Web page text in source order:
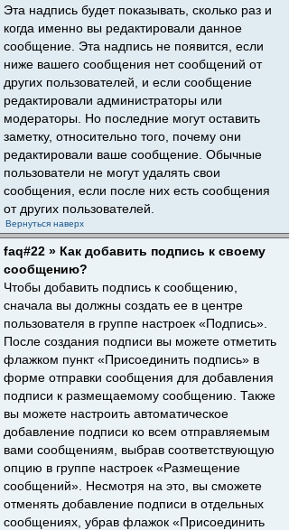
Эта надпись будет показывать, сколько раз и
когда именно вы редактировали данное
сообщение. Эта надпись не появится, если
ниже вашего сообщения нет сообщений от
других пользователей, и если сообщение
редактировали администраторы или
модераторы. Но последние могут оставить
заметку, относительно того, почему они
редактировали ваше сообщение. Обычные
пользователи не могут удалять свои
сообщения, если после них есть сообщения
от других пользователей.
Вернуться наверх
faq#22 » Как добавить подпись к своему
сообщению?
Чтобы добавить подпись к сообщению,
сначала вы должны создать ее в центре
пользователя в группе настроек «Подпись».
После создания подписи вы можете отметить
флажком пункт «Присоединить подпись» в
форме отправки сообщения для добавления
подписи к размещаемому сообщению. Также
вы можете настроить автоматическое
добавление подписи ко всем отправляемым
вами сообщениям, выбрав соответствующую
опцию в группе настроек «Размещение
сообщений». Несмотря на это, вы сможете
отменять добавление подписи в отдельных
сообщениях, убрав флажок «Присоединить